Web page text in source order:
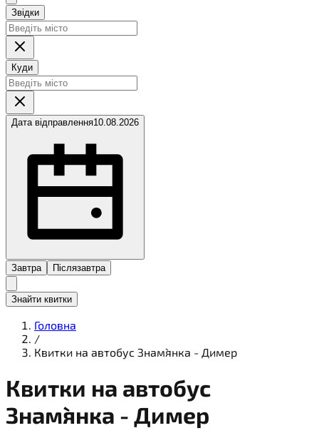
Звідки
Куди
Дата відправлення10.08.2026
Завтра Післязавтра
Знайти квитки
Головна
/
Квитки на автобус Знам`янка - Димер
Квитки на автобус
Знам`янка - Димер